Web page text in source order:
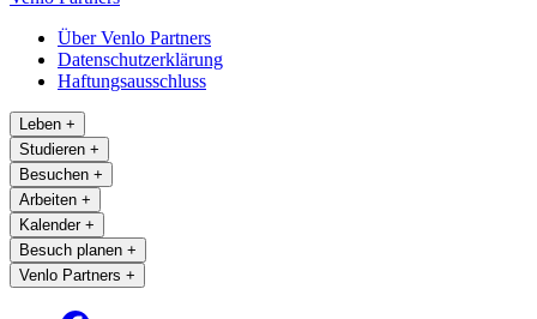
Über Venlo Partners
Datenschutzerklärung
Haftungsausschluss
Leben +
Studieren +
Besuchen +
Arbeiten +
Kalender +
Besuch planen +
Venlo Partners +